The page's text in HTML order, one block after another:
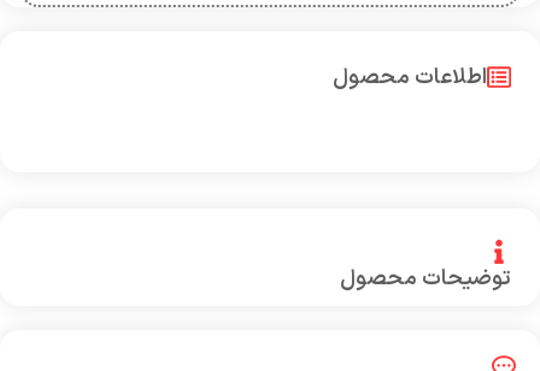
توضیحات محصول
اطلاعات محصول